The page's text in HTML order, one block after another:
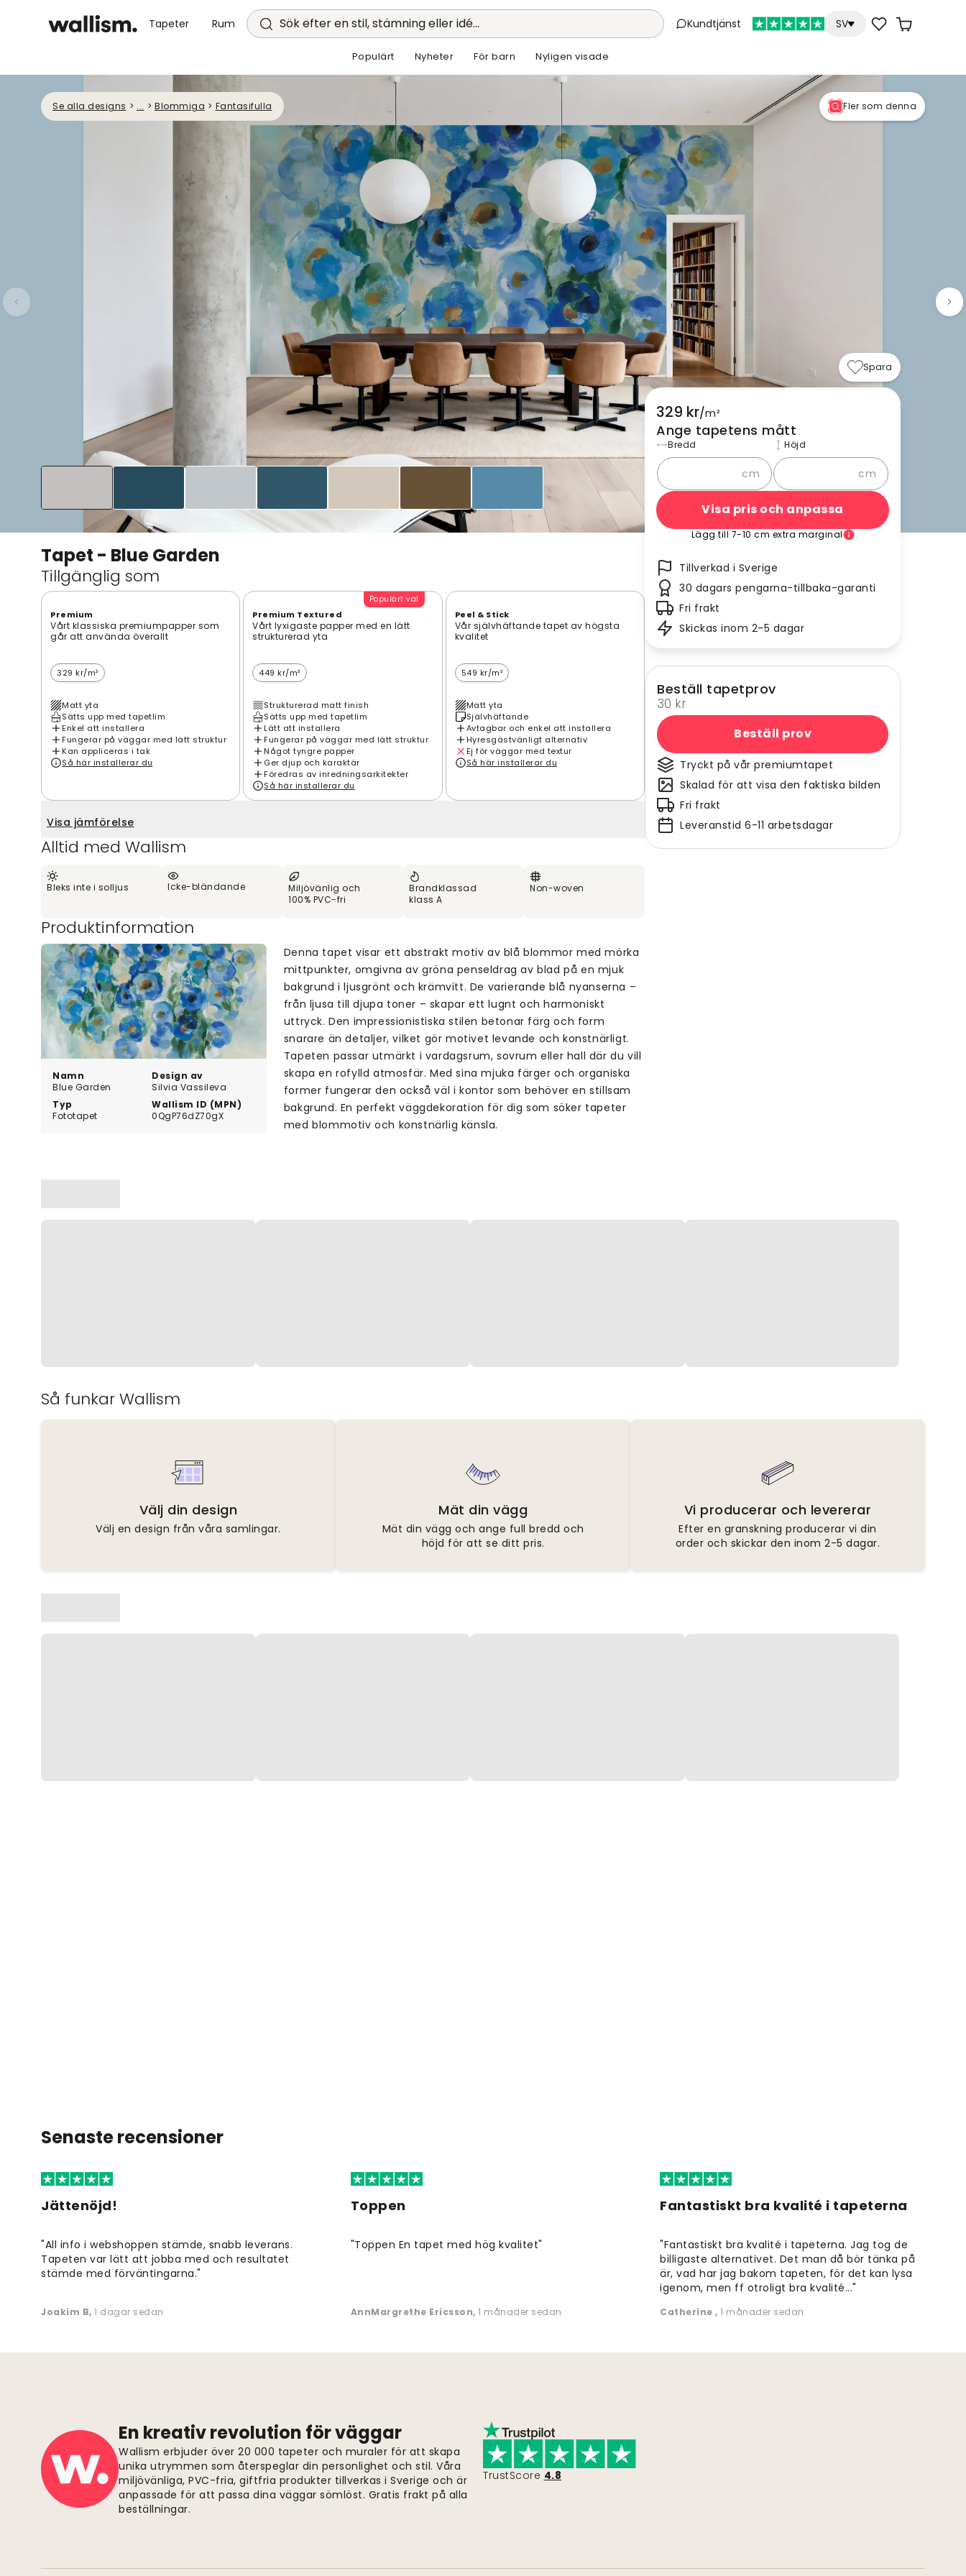
Tapeter Rum Sök efter en stil, stämning eller idé... Kundtjänst SV
Populärt Nyheter För barn Nyligen visade
Se alla designs > ... > Blommiga > Fantasifulla Fler som denna
Tapet - Blue Garden
Tillgänglig som
Premium
Vårt klassiska premiumpapper som
går att använda överallt
329 kr/m²
Matt yta
Sätts upp med tapetlim
Enkel att installera
Fungerar på väggar med lätt struktur
Kan appliceras i tak
Så här installerar du
Populärt val
Premium Textured
Vårt lyxigaste papper med en lätt
strukturerad yta
449 kr/m²
Strukturerad matt finish
Sätts upp med tapetlim
Lätt att installera
Fungerar på väggar med lätt struktur
Något tyngre papper
Ger djup och karaktär
Föredras av inredningsarkitekter
Så här installerar du
Peel & Stick
Vår självhäftande tapet av högsta
kvalitet
549 kr/m²
Matt yta
Självhäftande
Avtagbar och enkel att installera
Hyresgästvänligt alternativ
Ej för väggar med textur
Så här installerar du
Visa jämförelse
Alltid med Wallism
Bleks inte i solljus Icke-bländande
Miljövänlig och
100% PVC-fri
Brandklassad
klass A
Non-woven
Produktinformation
Namn
Blue Garden
Design av
Silvia Vassileva
Typ
Fototapet
Wallism ID (MPN)
0QgP76dZ70gX
Denna tapet visar ett abstrakt motiv av blå blommor med mörka
mittpunkter, omgivna av gröna penseldrag av blad på en mjuk
bakgrund i ljusgrönt och krämvitt. De varierande blå nyanserna –
från ljusa till djupa toner – skapar ett lugnt och harmoniskt
uttryck. Den impressionistiska stilen betonar färg och form
snarare än detaljer, vilket gör motivet levande och konstnärligt.
Tapeten passar utmärkt i vardagsrum, sovrum eller hall där du vill
skapa en rofylld atmosfär. Med sina mjuka färger och organiska
former fungerar den också väl i kontor som behöver en stillsam
bakgrund. En perfekt väggdekoration för dig som söker tapeter
med blommotiv och konstnärlig känsla.
Spara
329 kr/m²
Ange tapetens mått
Bredd
cm
Höjd
cm
Visa pris och anpassa
Lägg till 7-10 cm extra marginal
Tillverkad i Sverige
30 dagars pengarna-tillbaka-garanti
Fri frakt
Skickas inom 2-5 dagar
Beställ tapetprov
30 kr
Beställ prov
Tryckt på vår premiumtapet
Skalad för att visa den faktiska bilden
Fri frakt
Leveranstid 6-11 arbetsdagar
Så funkar Wallism
Välj din design
Välj en design från våra samlingar.
Mät din vägg
Mät din vägg och ange full bredd och
höjd för att se ditt pris.
Vi producerar och levererar
Efter en granskning producerar vi din
order och skickar den inom 2-5 dagar.
Senaste recensioner
Jättenöjd!
"All info i webshoppen stämde, snabb leverans.
Tapeten var lätt att jobba med och resultatet
stämde med förväntingarna."
Joakim B, 1 dagar sedan
Toppen
"Toppen En tapet med hög kvalitet"
AnnMargrethe Ericsson, 1 månader sedan
Fantastiskt bra kvalité i tapeterna
"Fantastiskt bra kvalité i tapeterna. Jag tog de
billigaste alternativet. Det man då bör tänka på
är, vad har jag bakom tapeten, för det kan lysa
igenom, men ff otroligt bra kvalité..."
Catherine, 1 månader sedan
En kreativ revolution för väggar
Wallism erbjuder över 20 000 tapeter och muraler för att skapa
unika utrymmen som återspeglar din personlighet och stil. Våra
miljövänliga, PVC-fria, giftfria produkter tillverkas i Sverige och är
anpassade för att passa dina väggar sömlöst. Gratis frakt på alla
beställningar.
TrustScore 4.8